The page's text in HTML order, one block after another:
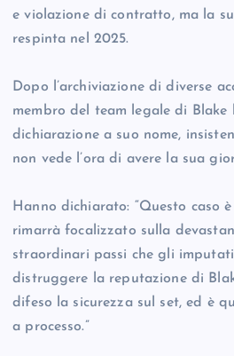
e violazione di contratto, ma la
respinta nel 2025.
Dopo l’archiviazione di diverse
membro del team legale di Blake
dichiarazione a suo nome,
non vede l’ora di avere la sua
Hanno dichiarato: “Questo caso
rimarrà focalizzato sulla
straordinari passi che gli
distruggere la reputazione di
difeso la sicurezza sul set, ed è
a processo.”